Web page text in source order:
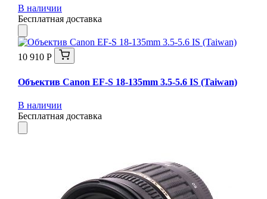
В наличии
Бесплатная доставка
10 910 Р
Объектив Canon EF-S 18-135mm 3.5-5.6 IS (Taiwan)
В наличии
Бесплатная доставка